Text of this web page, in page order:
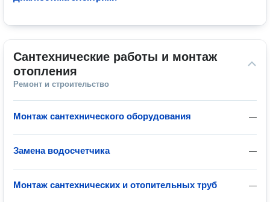
Сантехнические работы и монтаж
отопления
Ремонт и строительство
—
Монтаж сантехнического оборудования
—
Замена водосчетчика
—
Монтаж сантехнических и отопительных труб